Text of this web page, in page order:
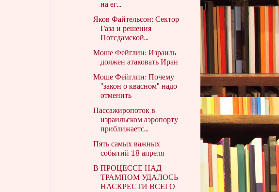
на ег...
Яков Файтельсон: Сектор
Газа и решения
Потсдамской...
Моше Фейглин: Израиль
должен атаковать Иран
Моше Фейглин: Почему
"закон о квасном" надо
отменить
Пассажиропоток в
израильском аэропорту
приближаетс...
Пять самых важных
событий 18 апреля
В ПРОЦЕССЕ НАД
ТРАМПОМ УДАЛОСЬ
НАСКРЕСТИ ВСЕГО